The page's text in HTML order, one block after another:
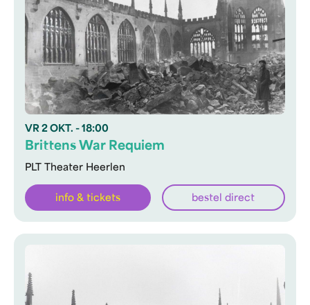
VR 2 OKT. - 18:00
PLT Theater Heerlen
Brittens War Requiem
info & tickets bestel direct